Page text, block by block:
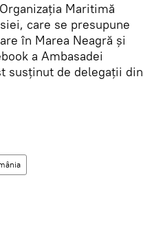
Maritimă
care se presupune
în Marea Neagră și
a Ambasadei
susținut de delegații din